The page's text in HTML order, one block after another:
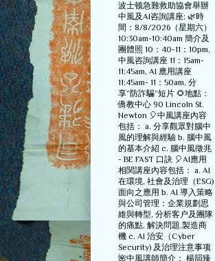
波士顿急難救助協會舉辦
中風及AI咨詢講座: 🌿時
間：8/8/2026（星期六）
10:30am-10:40am 簡介及
團體照 10：40-11：10pm,
中風咨詢講座 11：15am-
11:45am, AI 應用講座
11:45am- 11：50am, 分
享”防詐騙”短片 🌻地點：
僑教中心 90 Lincoln St.
Newton 🎈中風講座內容
包括： a. 分享觀眾對腦中
風的理解與經驗 b. 腦中風
的基本介紹 c. 腦中風徵兆
- BE FAST 口訣 🎈AI應用
相関講座內容包括： a. AI
在環境, 社會及治理（ESG)
面向之應用 b. AI 導入策略
與公司管理：企業規劃思
維與轉型, 分析客户及團隊
的痛點, 解決問題,製造商
機 c. AI 治安（Cyber
Security) 及治理注意事项
🌺中風講師簡介： 楊韻臻